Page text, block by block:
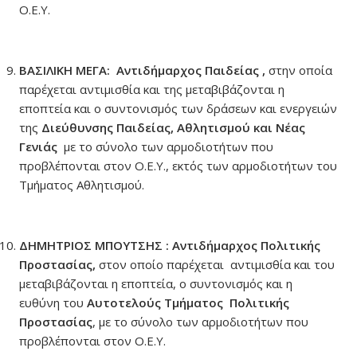
Ο.Ε.Υ.
ΒΑΣΙΛΙΚΗ ΜΕΓΑ: Αντιδήμαρχος Παιδείας ,στην οποία
παρέχεται αντιμισθία και της μεταβιβάζονται η
εποπτεία και ο συντονισμός των δράσεων και ενεργειών
της Διεύθυνσης Παιδείας, Αθλητισμού και Νέας
Γενιάς με το σύνολο των αρμοδιοτήτων που
προβλέπονται στον Ο.Ε.Υ., εκτός των αρμοδιοτήτων του
Tμήματος Αθλητισμού.
ΔΗΜΗΤΡΙΟΣ ΜΠΟΥΤΣΗΣ : Αντιδήμαρχος Πολιτικής
Προστασίας,στον οποίο παρέχεται αντιμισθία και του
μεταβιβάζονται η εποπτεία, ο συντονισμός και η
ευθύνη τουΑυτοτελούς Τμήματος Πολιτικής
Προστασίας, με το σύνολο των αρμοδιοτήτων που
προβλέπονται στον Ο.Ε.Υ.